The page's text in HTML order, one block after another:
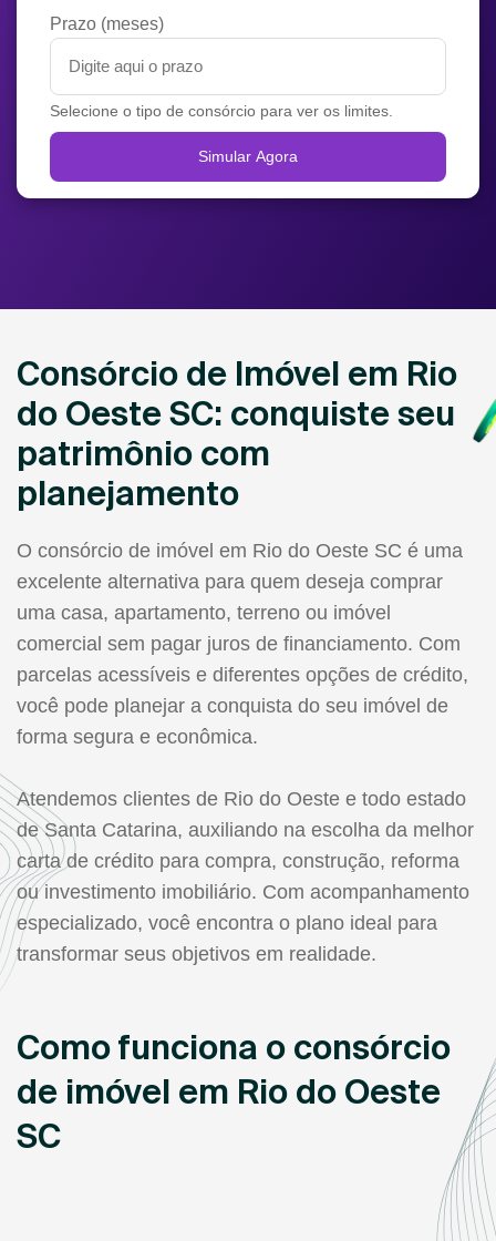
Prazo (meses)
Selecione o tipo de consórcio para ver os limites.
Simular Agora
Consórcio de Imóvel em Rio
do Oeste SC: conquiste seu
patrimônio com
planejamento
O consórcio de imóvel em Rio do Oeste SC é uma
excelente alternativa para quem deseja comprar
uma casa, apartamento, terreno ou imóvel
comercial sem pagar juros de financiamento. Com
parcelas acessíveis e diferentes opções de crédito,
você pode planejar a conquista do seu imóvel de
forma segura e econômica.
Atendemos clientes de Rio do Oeste e todo estado
de Santa Catarina, auxiliando na escolha da melhor
carta de crédito para compra, construção, reforma
ou investimento imobiliário. Com acompanhamento
especializado, você encontra o plano ideal para
transformar seus objetivos em realidade.
Como funciona o consórcio
de imóvel em Rio do Oeste
SC